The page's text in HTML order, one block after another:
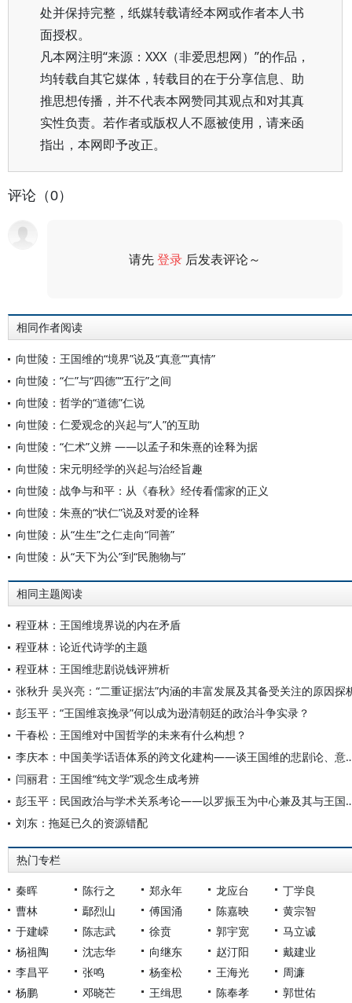
处并保持完整，纸媒转载请经本网或作者本人书
面授权。
凡本网注明“来源：XXX（非爱思想网）”的作品，
均转载自其它媒体，转载目的在于分享信息、助
推思想传播，并不代表本网赞同其观点和对其真
实性负责。若作者或版权人不愿被使用，请来函
指出，本网即予改正。
评论（0）
请先登录 后发表评论～
相同作者阅读
向世陵：王国维的“境界”说及“真意”“真情”
向世陵：“仁”与“四德”“五行”之间
向世陵：哲学的“道德”仁说
向世陵：仁爱观念的兴起与“人”的互助
向世陵：“仁术”义辨 ——以孟子和朱熹的诠释为据
向世陵：宋元明经学的兴起与治经旨趣
向世陵：战争与和平：从《春秋》经传看儒家的正义
向世陵：朱熹的“状仁”说及对爱的诠释
向世陵：从“生生”之仁走向“同善”
向世陵：从“天下为公”到“民胞物与”
相同主题阅读
程亚林：王国维境界说的内在矛盾
程亚林：论近代诗学的主题
程亚林：王国维悲剧说钱评辨析
张秋升 吴兴亮：“二重证据法”内涵的丰富发展及其备受关注的原因探
彭玉平：“王国维哀挽录”何以成为逊清朝廷的政治斗争实录？
干春松：王国维对中国哲学的未来有什么构想？
李庆本：中国美学话语体系的跨
闫丽君：王国维“纯文学”观念生成考辨
彭玉平：民国政治与学术关系
刘东：拖延已久的资源错配
热门专栏
秦晖 陈行之 郑永年 龙应台
丁学良
曹林
鄢烈山 傅国涌 陈嘉映
黄宗智
于建嵘
陈志武 徐贲 郭宇宽
马立诚
杨祖陶
沈志华 向继东 赵汀阳
戴建业
李昌平
张鸣 杨奎松 王海光
周濂
杨鹏
邓晓芒 王缉思 陈奉孝 郭世佑